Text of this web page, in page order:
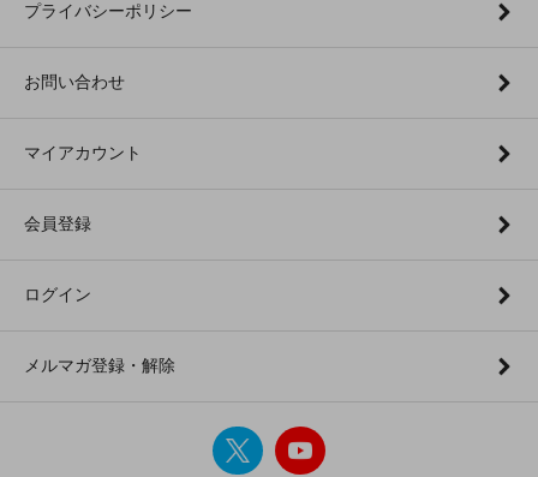
プライバシーポリシー
お問い合わせ
マイアカウント
会員登録
ログイン
メルマガ登録・解除